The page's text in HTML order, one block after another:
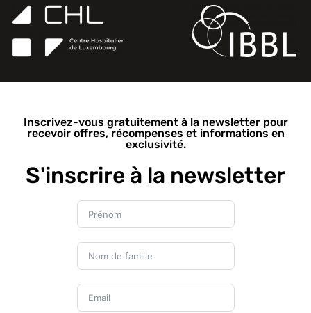
Inscrivez-vous gratuitement à la newsletter pour
recevoir offres, récompenses et informations en
exclusivité.
S'inscrire à la newsletter